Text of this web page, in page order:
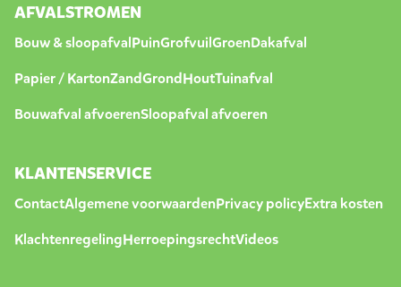
AFVALSTROMEN
Bouw & sloopafvalPuinGrofvuilGroenDakafval
Papier / KartonZandGrondHoutTuinafval
Bouwafval afvoerenSloopafval afvoeren
KLANTENSERVICE
ContactAlgemene voorwaardenPrivacy policyExtra kosten
KlachtenregelingHerroepingsrechtVideos